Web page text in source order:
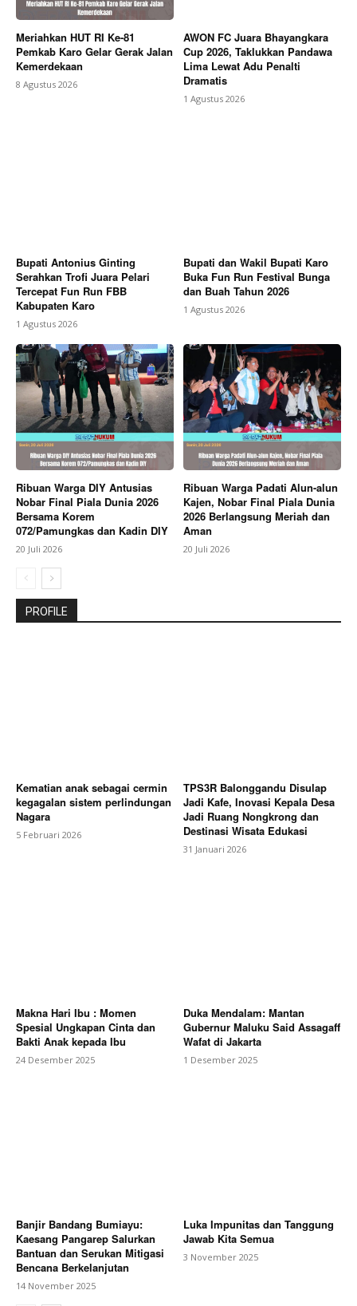
Meriahkan HUT RI Ke-81
Pemkab Karo Gelar Gerak Jalan
Kemerdekaan
8 Agustus 2026
AWON FC Juara Bhayangkara
Cup 2026, Taklukkan Pandawa
Lima Lewat Adu Penalti
Dramatis
1 Agustus 2026
Bupati Antonius Ginting
Serahkan Trofi Juara Pelari
Tercepat Fun Run FBB
Kabupaten Karo
1 Agustus 2026
Bupati dan Wakil Bupati Karo
Buka Fun Run Festival Bunga
dan Buah Tahun 2026
1 Agustus 2026
Ribuan Warga DIY Antusias
Nobar Final Piala Dunia 2026
Bersama Korem
072/Pamungkas dan Kadin DIY
20 Juli 2026
Ribuan Warga Padati Alun-alun
Kajen, Nobar Final Piala Dunia
2026 Berlangsung Meriah dan
Aman
20 Juli 2026
PROFILE
Kematian anak sebagai cermin
kegagalan sistem perlindungan
Nagara
5 Februari 2026
TPS3R Balonggandu Disulap
Jadi Kafe, Inovasi Kepala Desa
Jadi Ruang Nongkrong dan
Destinasi Wisata Edukasi
31 Januari 2026
Makna Hari Ibu : Momen
Spesial Ungkapan Cinta dan
Bakti Anak kepada Ibu
24 Desember 2025
Duka Mendalam: Mantan
Gubernur Maluku Said Assagaff
Wafat di Jakarta
1 Desember 2025
Banjir Bandang Bumiayu:
Kaesang Pangarep Salurkan
Bantuan dan Serukan Mitigasi
Bencana Berkelanjutan
14 November 2025
Luka Impunitas dan Tanggung
Jawab Kita Semua
3 November 2025